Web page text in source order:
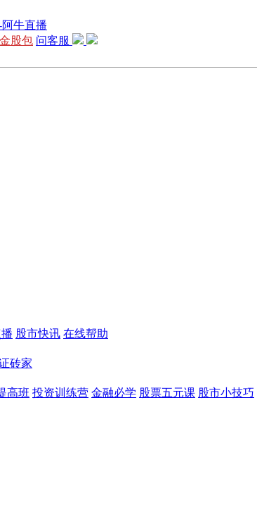
股包 问客服
股市快讯 在线帮助
砖家
高班 投资训练营 金融必学 股票五元课 股市小技巧